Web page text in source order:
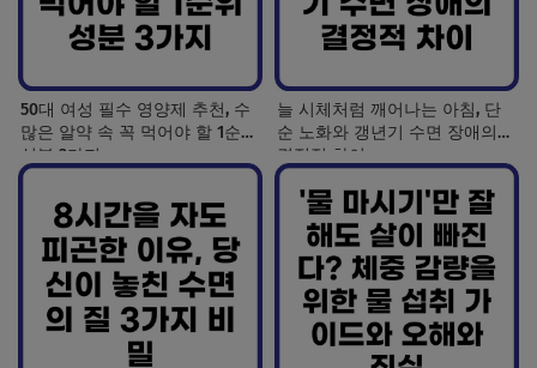
50대 여성 필수 영양제 추천, 수
많은 알약 속 꼭 먹어야 할 1순위
성분 3가지
늘 시체처럼 깨어나는 아침, 단
순 노화와 갱년기 수면 장애의
결정적 차이